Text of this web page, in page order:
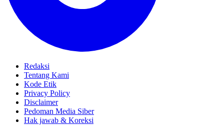
Redaksi
Tentang Kami
Kode Etik
Privacy Policy
Disclaimer
Pedoman Media Siber
Hak jawab & Koreksi